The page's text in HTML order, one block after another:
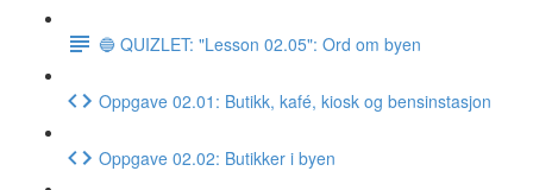
🔵 QUIZLET: "Lesson 02.05": Ord om byen
Oppgave 02.01: Butikk, kafé, kiosk og bensinstasjon
Oppgave 02.02: Butikker i byen